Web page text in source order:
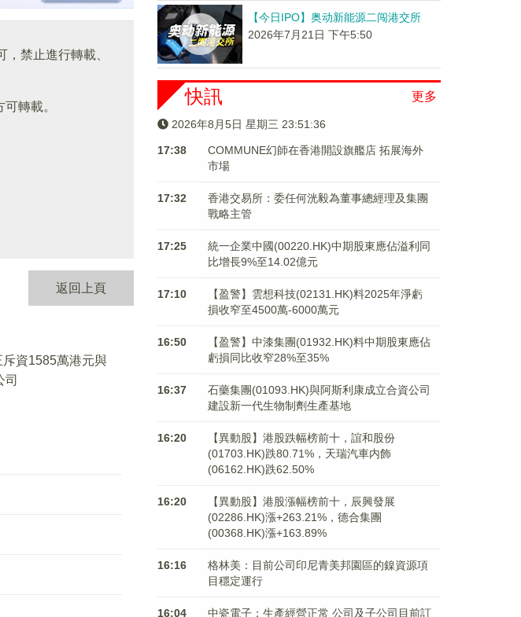
禁止進行轉載、
轉載。
返回上頁
資1585萬港元與
司
【今日IPO】奥动新能源二闯港交所
2026年7月21日 下午5:50
更多
快訊
2026年8月5日 星期三 23:51:37
17:38
COMMUNE幻師在香港開設旗艦店 拓展海外
市場
17:32
香港交易所：委任何洸毅為董事總經理及集團
戰略主管
17:25
統一企業中國(00220.HK)中期股東應佔溢利同
比增長9%至14.02億元
17:10
【盈警】雲想科技(02131.HK)料2025年淨虧
損收窄至4500萬-6000萬元
16:50
【盈警】中漆集團(01932.HK)料中期股東應佔
虧損同比收窄28%至35%
16:37
石藥集團(01093.HK)與阿斯利康成立合資公司
建設新一代生物制劑生產基地
16:20
【異動股】港股跌幅榜前十，誼和股份
(01703.HK)跌80.71%，天瑞汽車内飾
(06162.HK)跌62.50%
16:20
【異動股】港股漲幅榜前十，辰興發展
(02286.HK)漲+263.21%，德合集團
(00368.HK)漲+163.89%
16:16
格林美：目前公司印尼青美邦園區的鎳資源項
目穩定運行
16:04 中瓷電子：生產經營正常 公司及子公司目前訂